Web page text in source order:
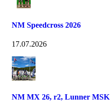
NM Speedcross 2026
17.07.2026
NM MX 26, r2, Lunner MSK